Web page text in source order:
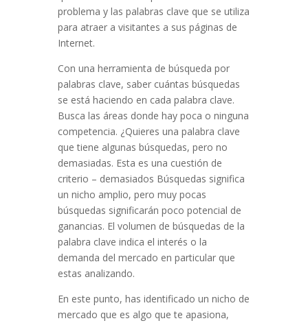
problema y las palabras clave que se utiliza
para atraer a visitantes a sus páginas de
Internet.
Con una herramienta de búsqueda por
palabras clave, saber cuántas búsquedas
se está haciendo en cada palabra clave.
Busca las áreas donde hay poca o ninguna
competencia. ¿Quieres una palabra clave
que tiene algunas búsquedas, pero no
demasiadas. Esta es una cuestión de
criterio – demasiados Búsquedas significa
un nicho amplio, pero muy pocas
búsquedas significarán poco potencial de
ganancias. El volumen de búsquedas de la
palabra clave indica el interés o la
demanda del mercado en particular que
estas analizando.
En este punto, has identificado un nicho de
mercado que es algo que te apasiona,